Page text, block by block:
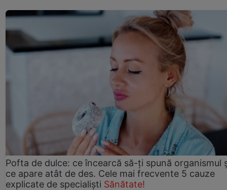
Pofta de dulce: ce încearcă să-ți spună organismul
ce apare atât de des. Cele mai frecvente 5 cauze
explicate de specialiști Sănătate!